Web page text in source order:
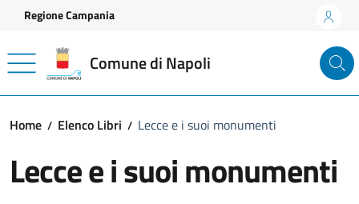
Vai ai contenuti
Vai al footer
Regione Campania
Comune di Napoli
Home Elenco Libri Lecce e i suoi monumenti
Lecce e i suoi monumenti